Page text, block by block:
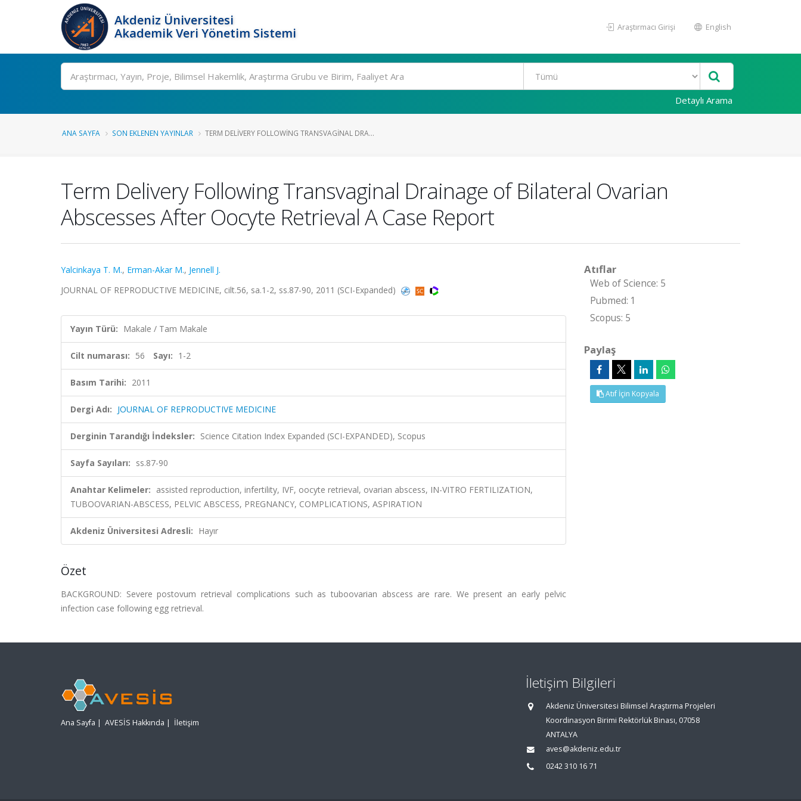
Akdeniz Üniversitesi
Akademik Veri Yönetim Sistemi
Araştırmacı Girişi English
Ara
Detaylı Arama
ANA SAYFA SON EKLENEN YAYINLAR TERM DELIVERY FOLLOWING TRANSVAGINAL DRA...
Term Delivery Following Transvaginal Drainage of Bilateral Ovarian
Abscesses After Oocyte Retrieval A Case Report
Yalcinkaya T. M., Erman-Akar M., Jennell J.
JOURNAL OF REPRODUCTIVE MEDICINE, cilt.56, sa.1-2, ss.87-90, 2011 (SCI-Expanded)
Yayın Türü: Makale / Tam Makale
Cilt numarası: 56 Sayı: 1-2
Basım Tarihi: 2011
Dergi Adı: JOURNAL OF REPRODUCTIVE MEDICINE
Derginin Tarandığı İndeksler: Science Citation Index Expanded (SCI-EXPANDED), Scopus
Sayfa Sayıları: ss.87-90
Anahtar Kelimeler: assisted reproduction, infertility, IVF, oocyte retrieval, ovarian abscess, IN-VITRO FERTILIZATION,
TUBOOVARIAN-ABSCESS, PELVIC ABSCESS, PREGNANCY, COMPLICATIONS, ASPIRATION
Akdeniz Üniversitesi Adresli: Hayır
Özet
BACKGROUND: Severe postovum retrieval complications such as tuboovarian abscess are rare. We present an early pelvic
infection case following egg retrieval.
Atıflar
Web of Science: 5
Pubmed: 1
Scopus: 5
Paylaş
Atıf İçin Kopyala
Ana Sayfa | AVESİS Hakkında | İletişim
İletişim Bilgileri
Akdeniz Üniversitesi Bilimsel Araştırma Projeleri
Koordinasyon Birimi Rektörlük Binası, 07058
ANTALYA
aves@akdeniz.edu.tr
0242 310 16 71